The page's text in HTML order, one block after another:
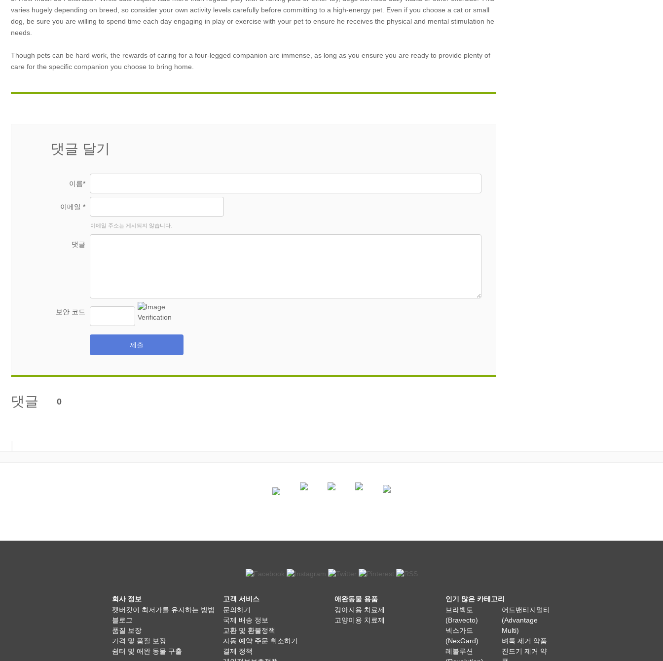
varies hugely depending on breed, so consider your own activity levels carefully before committing to a high-energy pet. Even if you choose a cat or small
dog, be sure you are willing to spend time each day engaging in play or exercise with your pet to ensure he receives the physical and mental stimulation he
needs.
Though pets can be hard work, the rewards of caring for a four-legged companion are immense, as long as you ensure you are ready to provide plenty of
care for the specific companion you choose to bring home.
댓글 달기
이름*
이메일 *
이메일 주소는 게시되지 않습니다.
댓글
보안 코드
제출
댓글 0
회사 정보
펫버킷이 최저가를 유지하는 방법
블로그
품질 보장
가격 및 품질 보장
쉼터 및 애완 동물 구출
고객 서비스
문의하기
국제 배송 정보
교환 및 환불정책
자동 예약 주문 취소하기
결제 정책
애완동물 용품
강아지용 치료제
고양이용 치료제
인기 많은 카테고리
브라벡토
(Bravecto)
넥스가드
(NexGard)
레볼루션
어드밴티지멀티
(Advantage
Multi)
벼룩 제거 약품
진드기 제거 약